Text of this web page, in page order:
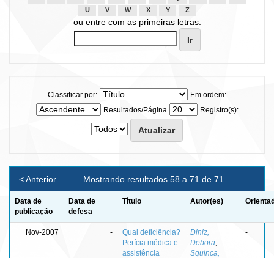
U
V W X Y Z
ou entre com as primeiras letras:
Classificar por:
Em ordem:
Resultados/Página
Registro(s):
Mostrando resultados 58 a 71 de 71
< Anterior
Data de
publicação
Data de
defesa
Título Autor(es)
Nov-2007 -
Qual deficiência?
Perícia médica e
assistência
Diniz,
Debora;
Squinca,
-